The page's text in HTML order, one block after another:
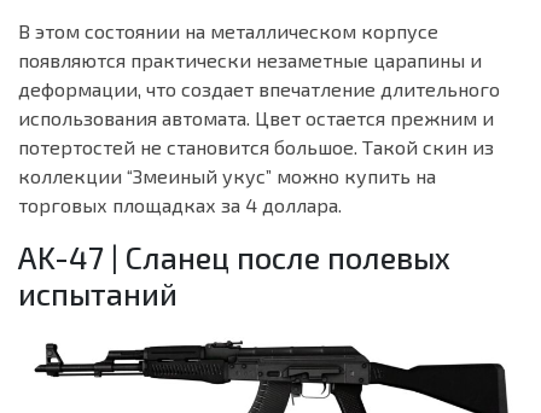
В этом состоянии на металлическом корпусе
появляются практически незаметные царапины и
деформации, что создает впечатление длительного
использования автомата. Цвет остается прежним и
потертостей не становится большое. Такой скин из
коллекции “Змеиный укус” можно купить на
торговых площадках за 4 доллара.
AK-47 | Сланец после полевых
испытаний